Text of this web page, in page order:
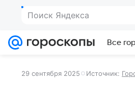
Поиск Яндекса
Все
29 сентября 2025 Источник: